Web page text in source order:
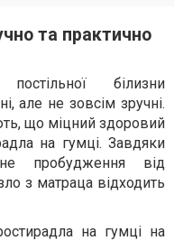
та практично
постільної білизни
але не зовсім зручні.
що міцний здоровий
на гумці. Завдяки
пробудження від
з матраца відходить
на гумці на